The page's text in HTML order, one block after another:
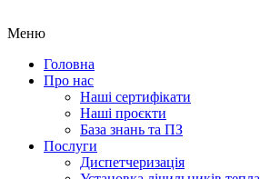
Меню
Головна
Про нас
Наші сертифікати
Наші проєкти
База знань та ПЗ
Послуги
Диспетчеризація